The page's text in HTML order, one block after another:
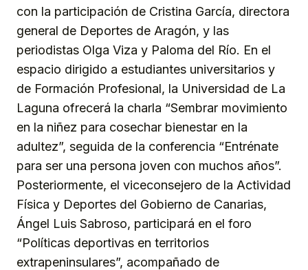
con la participación de Cristina García, directora
general de Deportes de Aragón, y las
periodistas Olga Viza y Paloma del Río. En el
espacio dirigido a estudiantes universitarios y
de Formación Profesional, la Universidad de La
Laguna ofrecerá la charla “Sembrar movimiento
en la niñez para cosechar bienestar en la
adultez”, seguida de la conferencia “Entrénate
para ser una persona joven con muchos años”.
Posteriormente, el viceconsejero de la Actividad
Física y Deportes del Gobierno de Canarias,
Ángel Luis Sabroso, participará en el foro
“Políticas deportivas en territorios
extrapeninsulares”, acompañado de